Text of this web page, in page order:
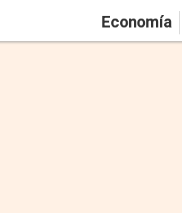
Economía